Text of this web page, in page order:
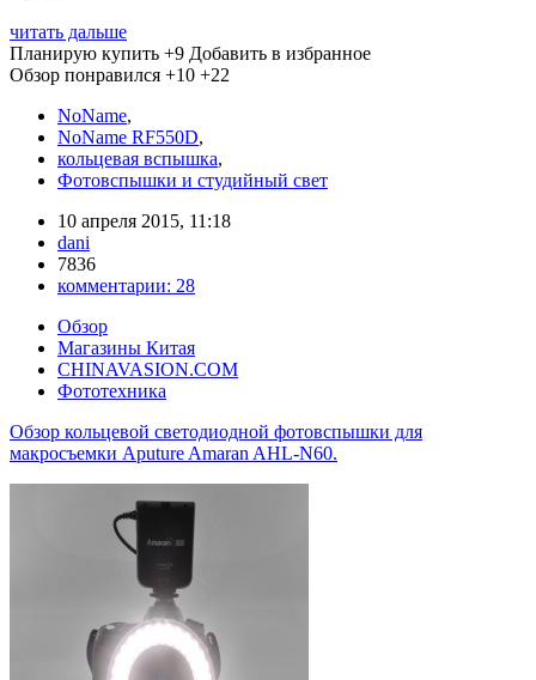
читать дальше
Планирую купить +9 Добавить в избранное
Обзор понравился +10 +22
NoName,
NoName RF550D,
кольцевая вспышка,
Фотовспышки и студийный свет
10 апреля 2015, 11:18
dani
7836
комментарии: 28
Обзор
Магазины Китая
CHINAVASION.COM
Фототехника
Обзор кольцевой светодиодной фотовспышки для
макросъемки Aputure Amaran AHL-N60.